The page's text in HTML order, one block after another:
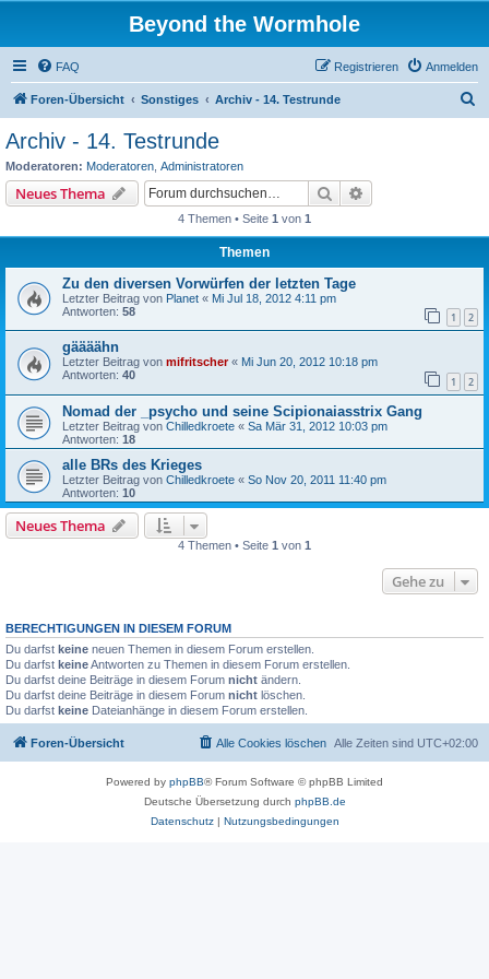
Beyond the Wormhole
FAQ Anmelden
Registrieren
Foren-Übersicht Sonstiges Archiv - 14. Testrunde
Archiv - 14. Testrunde
Moderatoren: Moderatoren Administratoren
Neues Thema Suche
4 Themen • Seite 1 von 1
Themen
Zu den diversen Vorwürfen der letzten Tage
Letzter Beitrag von Planet « Mi Jul 18, 2012 4:11 pm
Antworten: 58 1 2
gäääähn
Letzter Beitrag von mifritscher« Mi Jun 20, 2012 10:18 pm
Antworten: 40 1 2
Nomad der _psycho und seine Scipionaiasstrix Gang
Letzter Beitrag von Chilledkroete « Sa Mär 31, 2012 10:03 pm
Antworten: 18
alle BRs des Krieges
Letzter Beitrag von Chilledkroete « So Nov 20, 2011 11:40 pm
Antworten: 10
Neues Thema
4 Themen • Seite 1 von 1
Gehe zu
BERECHTIGUNGEN IN DIESEM FORUM
Du darfst keine neuen Themen in diesem Forum erstellen.
Du darfst keineAntworten zu Themen in diesem Forum erstellen.
Du darfst deine Beiträge in diesem Forum nicht ändern.
Du darfst deine Beiträge in diesem Forum nicht löschen.
Du darfst keine Dateianhänge in diesem Forum erstellen.
Foren-Übersicht Alle Zeiten sind UTC+02:00
Alle Cookies löschen
Powered by phpBB® Forum Software © phpBB Limited
Deutsche Übersetzung durch phpBB.de
Datenschutz| Nutzungsbedingungen